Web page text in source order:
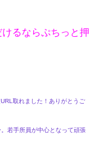
るならぷちっと押
取れました！ありがとうご
若手所員が中心となって頑張